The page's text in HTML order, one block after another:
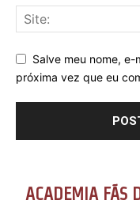
Salve meu nome,
próxima vez que eu
ACADEMIA FÃS